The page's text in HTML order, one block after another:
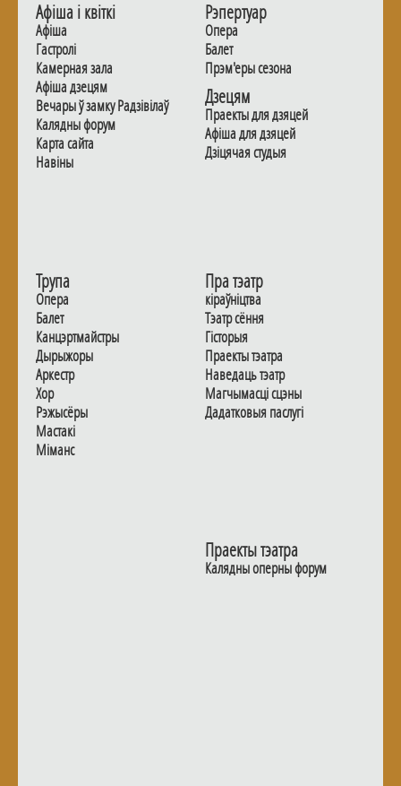
Афiша i квiткi
Афiша
Гастролi
Камерная зала
Афiша дзецям
Вечары ў замку Радзiвiлаў
Калядны форум
Карта сайта
Навiны
Рэпертуар
Опера
Балет
Прэм'еры сезона
Дзецям
Праекты для дзяцей
Афiша для дзяцей
Дзiцячая студыя
Трупа
Опера
Балет
Канцэртмайстры
Дырыжоры
Аркестр
Хор
Рэжысёры
Мастакі
Мiманс
Пра тэатр
кіраўніцтва
Тэатр сёння
Гiсторыя
Праекты тэатра
Наведаць тэатр
Магчымасцi сцэны
Дадаткoвыя паслугi
Праекты тэатра
Калядны оперны форум